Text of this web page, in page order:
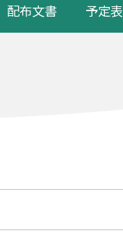
配布文書 予定表